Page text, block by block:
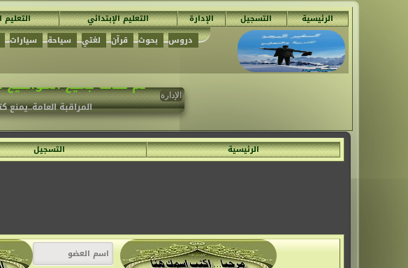
الرئيسية التسجيل الإدارة التعليم الإبتدائي
دروس
بحوث قرآن لغتي سياحة سيارات
الإدارة
مُنْتَدَيَات
تم حدف جميع المواضيع
المراقبة
الرئيسية التسجيل